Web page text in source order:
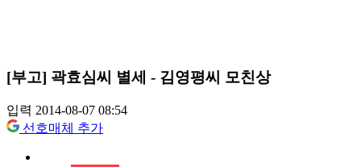
[부고] 곽효심씨 별세 - 김영평씨 모친상
입력 2014-08-07 08:54
선호매체 추가